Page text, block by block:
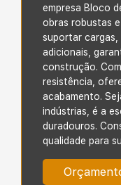
empresa Bloco
obras robustas
suportar cargas,
adicionais,
construção.
resistência,
acabamento.
indústrias, é a
duradouros.
qualidade para